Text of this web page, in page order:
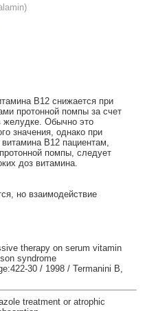
В12 снижается при
протонной помпы за счет
желудке. Обычно это
значения, однако при
В12 пациентам,
помпы, следует
доз витамина.
но взаимодействие
therapy on serum vitamin
syndrome
30 / 1998 / Termanini B,
treatment or atrophic